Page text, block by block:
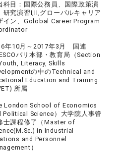
科目：国際公務員、国際政策演
研究演習I,II,グローバルキャリア
イン、Golobal Career Program
年10月～2017年3月 国連
パリ本部・教育局（Section
Literacy, Skills
の中のTechnical and
Education and Training
所属
London School of Economics
Political Science）大学院人事管
士課程修了（Master of
in Industrial
and Personnel
）